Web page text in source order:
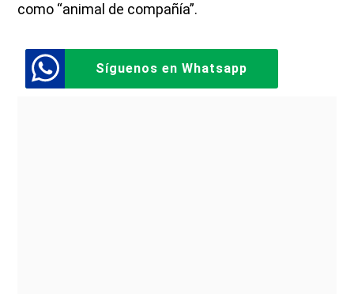
como “animal de compañía”.
Síguenos en Whatsapp